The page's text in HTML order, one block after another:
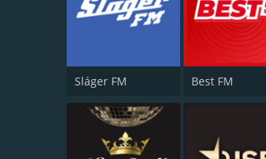
Sláger FM Best FM